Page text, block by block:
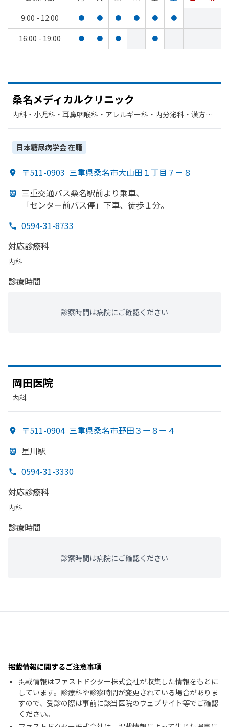
9:00 - 12:00
● ● ● ● ● ●
16:00 - 19:00 ● ● ● ●
桑名メディカルクリニック
内科・​小児科・​耳鼻咽喉科・​アレルギー科・​内分泌科・​漢方内
日本糖尿病学会在籍
〒511-0903 三重県桑名市大山田１丁目７－８
三重交通バス桑名駅前より乗車、
「センター前バス停」 下車、 徒歩１分。
0594-31-8733
対応診療科
内科
診療時間
診察時間は病院にご確認ください
岡田医院
内科
〒511-0904 三重県桑名市野田３ー８ー４
星川駅
0594-31-3330
対応診療科
内科
診療時間
診察時間は病院にご確認ください
掲載情報に関するご注意事項
掲載情報はファストドクター株式会社が収集した情報をもとに
しています。診療科や診察時間が変更されている場合がありま
すので、受診の際は事前に該当医院のウェブサイト等でご確認
ください。